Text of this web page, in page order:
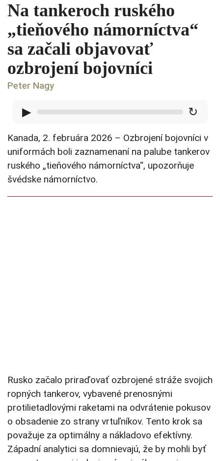
Na tankeroch ruského
„tieňového námorníctva“
sa začali objavovať
ozbrojení bojovníci
Peter Nagy
▶ ↻
Kanada, 2. februára 2026 – Ozbrojení bojovníci v
uniformách boli zaznamenaní na palube tankerov
ruského „tieňového námorníctva“, upozorňuje
švédske námorníctvo.
Rusko začalo priraďovať ozbrojené stráže svojich
ropných tankerov, vybavené prenosnými
protilietadlovými raketami na odvrátenie pokusov
o obsadenie zo strany vrtuľníkov. Tento krok sa
považuje za optimálny a nákladovo efektívny.
Západní analytici sa domnievajú, že by mohli byť